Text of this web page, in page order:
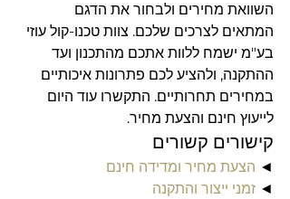
השוואת מחירים ולבחור את הדגם
המתאים לצרכים שלכם. צוות טכנו-קול עוזי
בע"מ ישמח ללוות אתכם מהתכנון ועד
ההתקנה, ולהציע לכם פתרונות איכותיים
במחירים תחרותיים. התקשרו עוד היום
לייעוץ חינם והצעת מחיר.
קישורים קשורים
◄ הצעת מחיר ומדידה חינם
◄ זמני ייצור והתקנה